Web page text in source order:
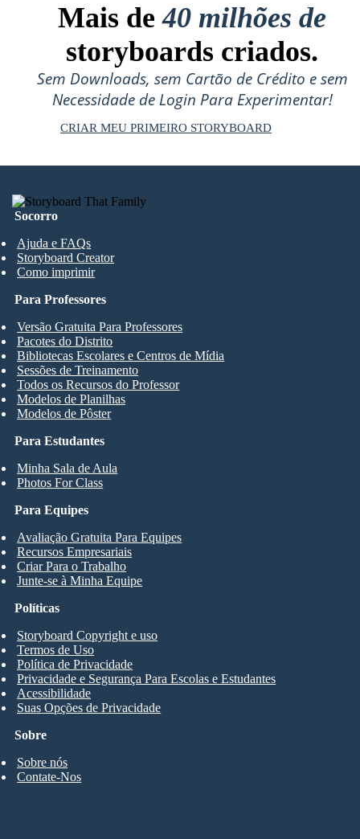
Mais de40 milhões de
storyboards criados.
Sem Downloads, sem Cartão de Crédito e sem
Necessidade de Login Para Experimentar!
CRIAR MEU PRIMEIRO STORYBOARD
Socorro
Ajuda e FAQs
Storyboard Creator
Como imprimir
Para Estudantes
Minha Sala de Aula
Photos For Class
Para Professores
Versão Gratuita Para Professores
Pacotes do Distrito
Bibliotecas Escolares e Centros de Mídia
Sessões de Treinamento
Todos os Recursos do Professor
Modelos de Planilhas
Modelos de Pôster
Para Equipes
Avaliação Gratuita Para Equipes
Recursos Empresariais
Criar Para o Trabalho
Junte-se à Minha Equipe
Sobre
Sobre nós
Contate-Nos
Políticas
Storyboard Copyright e uso
Termos de Uso
Política de Privacidade
Privacidade e Segurança Para Escolas e Estudantes
Acessibilidade
Suas Opções de Privacidade